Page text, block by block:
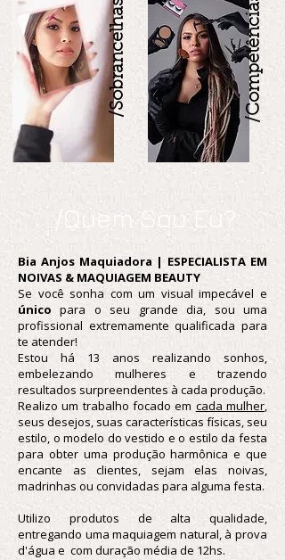
/Sobrancelhas /Competências
/Quem Sou Eu?
Bia Anjos Maquiadora | ESPECIALISTA EM
NOIVAS & MAQUIAGEM BEAUTY
Se você sonha com um visual impecável e
únicopara o seu grande dia, sou uma
profissional extremamente qualificada para
te atender!
Estou há 13 anos realizando sonhos,
embelezando mulheres e trazendo
resultados surpreendentes à cada produção.
Realizo um trabalho focado em cada mulher,
seus desejos, suas características físicas, seu
estilo, o modelo do vestido e o estilo da festa
para obter uma produção harmônica e que
encante as clientes, sejam elas noivas,
madrinhas ou convidadas para alguma festa.
Utilizo produtos de alta qualidade,
entregando uma maquiagem natural, à prova
d'água e com duração média de 12hs.